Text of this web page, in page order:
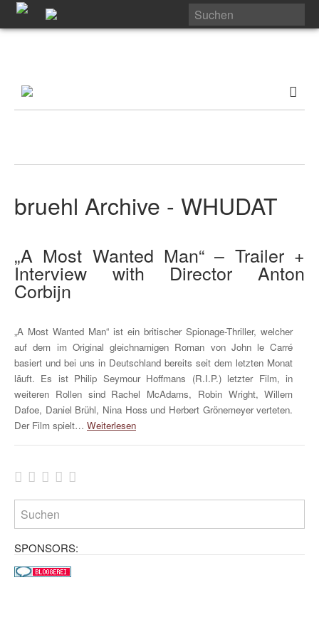
bruehl Archive - WHUDAT
„A Most Wanted Man“ – Trailer +
Interview with Director Anton
Corbijn
„A Most Wanted Man“ ist ein britischer Spionage-Thriller, welcher
auf dem im Original gleichnamigen Roman von John le Carré
basiert und bei uns in Deutschland bereits seit dem letzten Monat
läuft. Es ist Philip Seymour Hoffmans (R.I.P.) letzter Film, in
weiteren Rollen sind Rachel McAdams, Robin Wright, Willem
Dafoe, Daniel Brühl, Nina Hoss und Herbert Grönemeyer verteten.
Der Film spielt… Weiterlesen
SPONSORS: